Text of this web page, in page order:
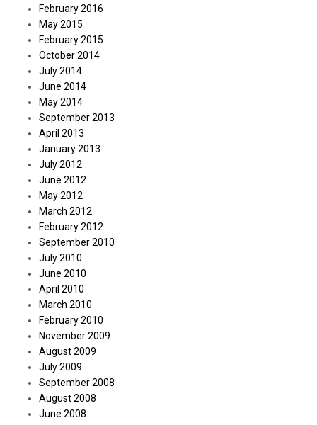
February 2016
May 2015
February 2015
October 2014
July 2014
June 2014
May 2014
September 2013
April 2013
January 2013
July 2012
June 2012
May 2012
March 2012
February 2012
September 2010
July 2010
June 2010
April 2010
March 2010
February 2010
November 2009
August 2009
July 2009
September 2008
August 2008
June 2008